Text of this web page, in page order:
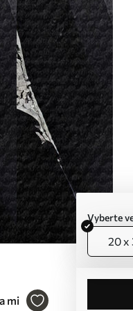
mi
Vyberte
20 x